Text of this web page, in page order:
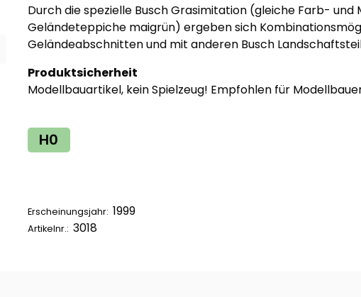
Durch die spezielle Busch Grasimitation (gleiche Farb- und
Geländeteppiche maigrün) ergeben sich
Geländeabschnitten und mit anderen Busch
Produktsicherheit
Modellbauartikel, kein Spielzeug! Empfohlen für
H0
Erscheinungsjahr: 1999
Artikelnr.: 3018